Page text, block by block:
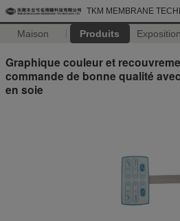
TKM MEMBRANE
Maison Produits
Graphique couleur et
commande de bonne qualité
en soie